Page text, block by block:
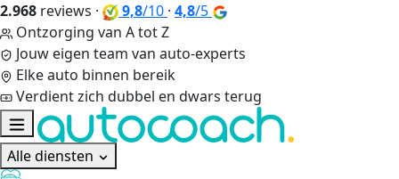
2.968 reviews · 9,8/10 · 4,8/5
Ontzorging van A tot Z
Jouw eigen team van auto-experts
Elke auto binnen bereik
Verdient zich dubbel en dwars terug
Alle diensten